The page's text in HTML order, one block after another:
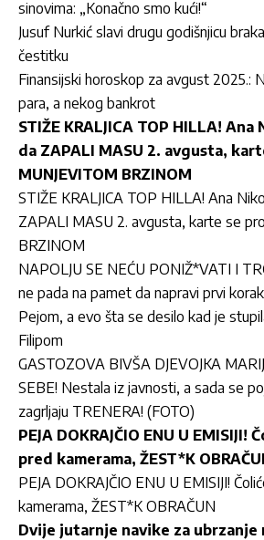
sinovima: „Konačno smo kući!“
Jusuf Nurkić slavi drugu godišnjicu
čestitku
Finansijski horoskop za avgust 2025.:
para, a nekog bankrot
STIŽE KRALJICA TOP HILLA!
da ZAPALI MASU 2. avgusta,
MUNJEVITOM BRZINOM
STIŽE KRALJICA TOP HILL A! Ana
ZAPALI MASU 2. avgusta, karte se
BRZINOM
NAPOLJU SE NEĆU PONIŽ*VATI I
ne pada na pamet da napravi prvi
Pejom, a evo šta se desilo kad je
Filipom
GASTOZOVA BIVŠA DJEVOJKA
SEBE! Nestala iz javnosti, a sada se
zagrljaju TRENERA! (FOTO)
PEJA DOKRAJČIO ENU U EMISIJI!
pred kamerama, ŽEST*K
PEJA DOKRAJČIO ENU U EMISIJI!
kamerama, ŽEST*K OBRAČUN
Dvije jutarnje navike za ubrzanje